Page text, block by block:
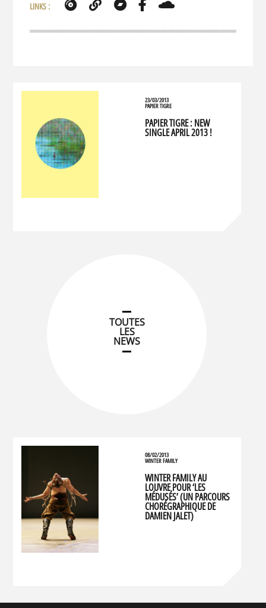
LINKS :
23/03/2013
PAPIER TIGRE
PAPIER TIGRE : NEW
SINGLE APRIL 2013 !
TOUTES
LES
NEWS
08/02/2013
WINTER FAMILY
WINTER FAMILY AU
LOUVRE POUR ‘LES
MÉDUSÉS’ (UN PARCOURS
CHORÉGRAPHIQUE DE
DAMIEN JALET)